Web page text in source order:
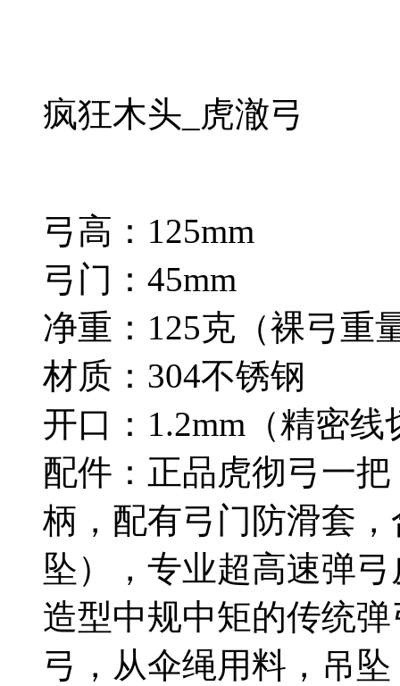
疯狂木头_虎澈弓
弓高：125mm
弓门：45mm
净重：125克（裸弓重
材质：304不锈钢
开口：1.2mm（精密线
配件：正品虎彻弓一
柄，配有弓门防滑套
坠），专业超高速弹
造型中规中矩的传统
弓，从伞绳用料，吊